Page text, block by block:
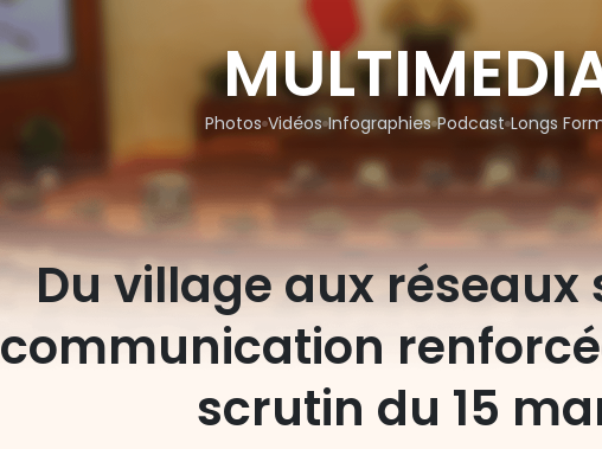
Photos Vidéos Infographies Podcast Longs
Du village aux réseaux
communication
scrutin du 15